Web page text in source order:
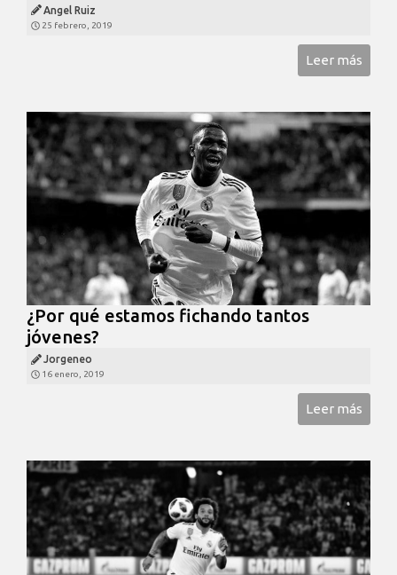
Angel Ruiz
25 febrero, 2019
Leer más
¿Por qué estamos fichando tantos
jóvenes?
Jorgeneo
16 enero, 2019
Leer más